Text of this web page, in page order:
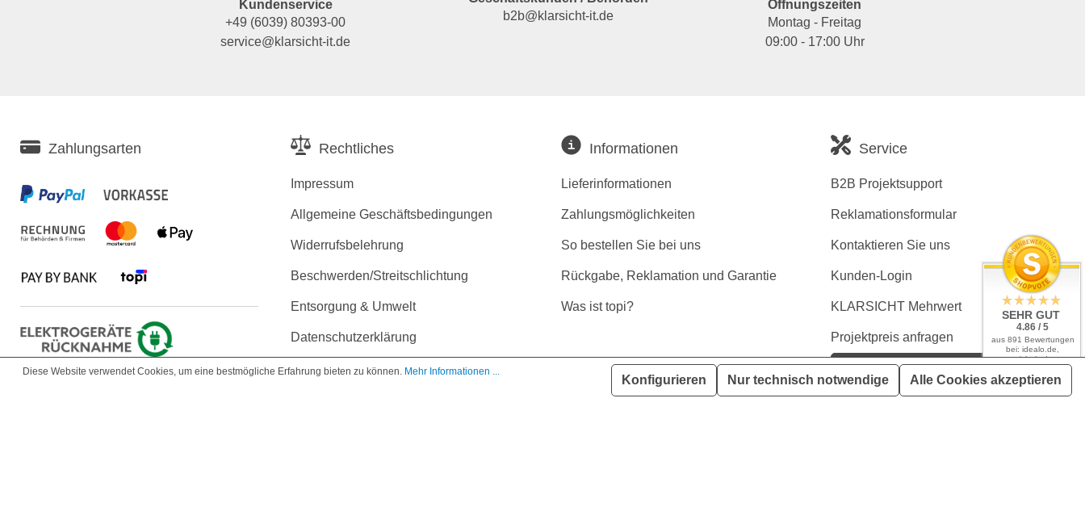
Kundenservice
+49 (6039) 80393-00
service@klarsicht-it.de
b2b@klarsicht-it.de
Öffnungszeiten
Montag - Freitag
09:00 - 17:00 Uhr
Zahlungsarten Rechtliches
Impressum
Allgemeine Geschäftsbedingungen
Widerrufsbelehrung
Beschwerden/Streitschlichtung
Entsorgung & Umwelt
Datenschutzerklärung
Erklärung zur Barrierefreiheit
Informationen
Lieferinformationen
Zahlungsmöglichkeiten
So bestellen Sie bei uns
Rückgabe, Reklamation und Garantie
Was ist topi?
Service
B2B Projektsupport
Reklamationsformular
Kontaktieren Sie uns
Kunden-Login
KLARSICHT Mehrwert
Projektpreis anfragen
Kaufvertrag widerrufen
Diese Website verwendet Cookies, um eine bestmögliche Erfahrung bieten zu können. Mehr Informationen ...
Konfigurieren Nur technisch notwendige Alle Cookies akzeptieren
SEHR GUT
4.86 / 5
aus 891 Bewertungen
bei: idealo.de,
geizhals.de,
shopvote.de